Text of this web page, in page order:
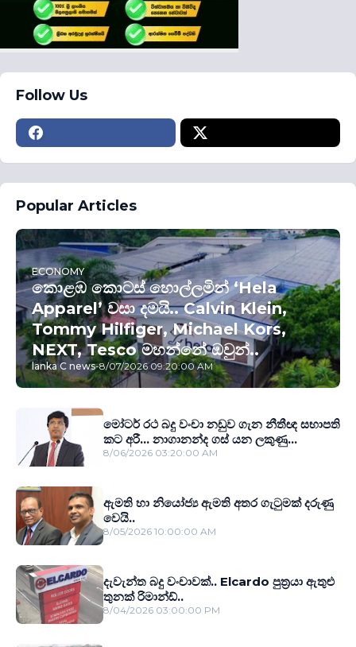
Follow Us
Popular Articles
ECONOMY
කොළඹ කොටස් හොල්ලමින් ‘Hela
Apparel’ වසා දමයි.. Calvin Klein,
Tommy Hilfiger, Michael Kors,
NEXT, Tesco මහන්නේ ඔවුන්..
lanka C news-8/07/2026 09:20:00 AM
මෝටර් රථ බදු වංචා නඩුව ගැන නීතීඥ සභාපති
කට අරී... නාගානන්ද ගස් යන ලකුණු...
8/06/2026 03:20:00 AM
ඇමති හා නියෝජ්‍ය ඇමති අතර ගැටුමක් දරුණු
වෙයි..
8/05/2026 10:00:00 AM
දැවැන්ත බදු වංචාවක්.. Elcardo පුත‍්‍රයා ඇතුළු
තුනක් රිමාන්ඩ්..
8/04/2026 03:00:00 PM